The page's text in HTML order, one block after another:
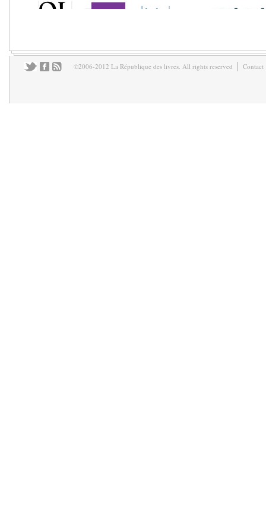
©2006-2012 La République des livres. All rights reserved Contact